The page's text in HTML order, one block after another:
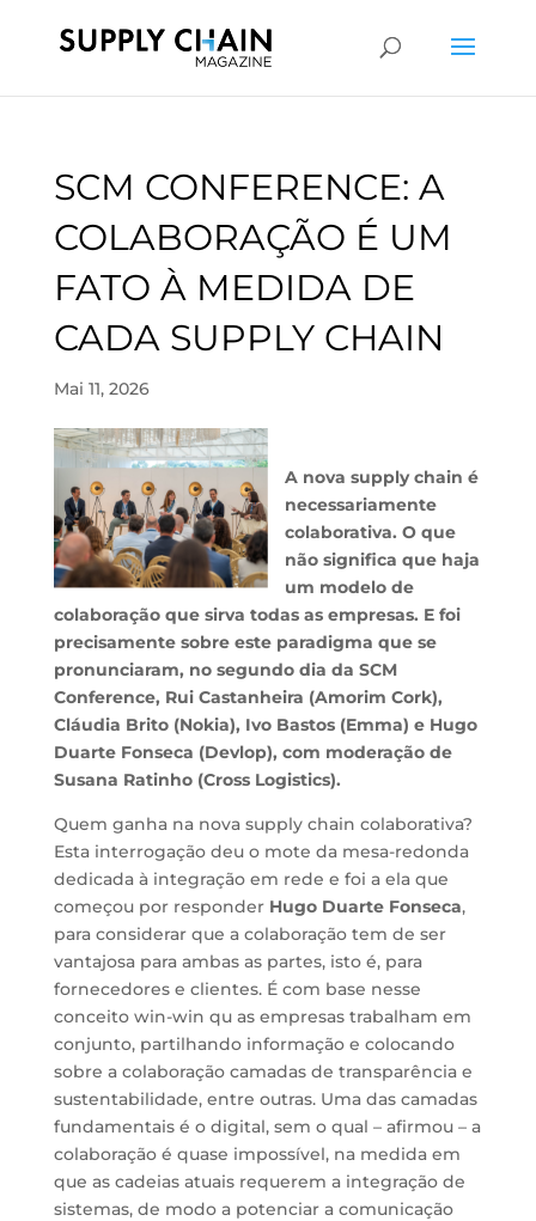
SCM CONFERENCE: A
COLABORAÇÃO É UM
FATO À MEDIDA DE
CADA SUPPLY CHAIN
Mai 11, 2026
A nova supply chain é
necessariamente
colaborativa. O que
não significa que haja
um modelo de
colaboração que sirva todas as empresas. E foi
precisamente sobre este paradigma que se
pronunciaram, no segundo dia da SCM
Conference, Rui Castanheira (Amorim Cork),
Cláudia Brito (Nokia), Ivo Bastos (Emma) e Hugo
Duarte Fonseca (Devlop), com moderação de
Susana Ratinho (Cross Logistics).
Quem ganha na nova supply chain colaborativa?
Esta interrogação deu o mote da mesa-redonda
dedicada à integração em rede e foi a ela que
começou por responder Hugo Duarte Fonseca,
para considerar que a colaboração tem de ser
vantajosa para ambas as partes, isto é, para
fornecedores e clientes. É com base nesse
conceito win-win qu as empresas trabalham em
conjunto, partilhando informação e colocando
sobre a colaboração camadas de transparência e
sustentabilidade, entre outras. Uma das camadas
fundamentais é o digital, sem o qual – afirmou – a
colaboração é quase impossível, na medida em
que as cadeias atuais requerem a integração de
sistemas, de modo a potenciar a comunicação